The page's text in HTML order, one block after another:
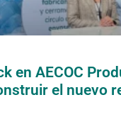
en AECOC
el nuevo